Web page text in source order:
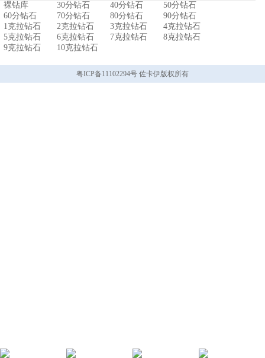
裸钻库
30分钻石 40分钻石
50分钻石
60分钻石
70分钻石 80分钻石
90分钻石
1克拉钻石
2克拉钻石 3克拉钻石
4克拉钻石
5克拉钻石
6克拉钻石 7克拉钻石
8克拉钻石
9克拉钻石
10克拉钻石
粤ICP备11102294号 佐卡伊版权所有